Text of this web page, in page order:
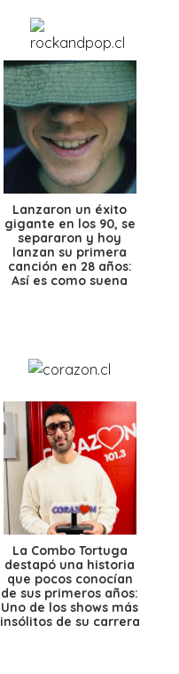
Lanzaron un éxito
gigante en los 90, se
separaron y hoy
lanzan su primera
canción en 28 años:
Así es como suena
La Combo Tortuga
destapó una historia
que pocos conocían
de sus primeros años:
Uno de los shows más
insólitos de su carrera